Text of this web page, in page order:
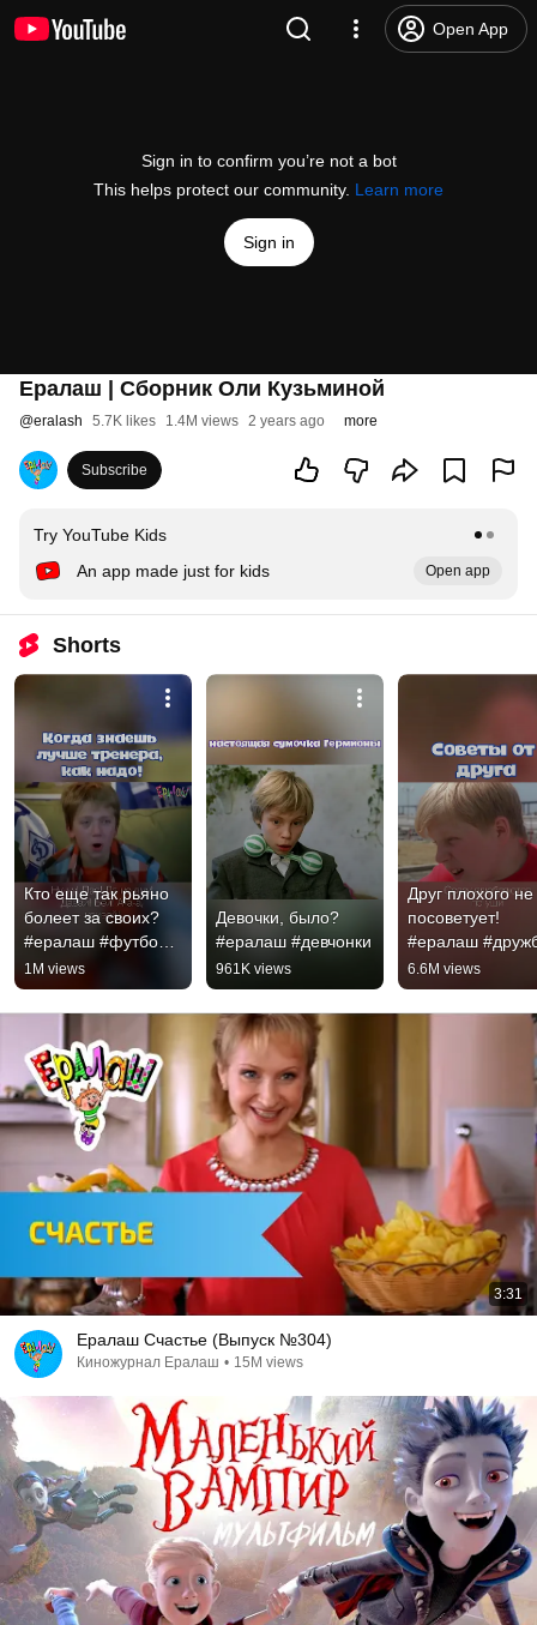
Open App
Sign in to confirm you’re not a bot
This helps protect our community. Learn more
Sign in
Ералаш | Сборник Оли Кузьминой
@eralash 5.7K likes 1.4M views 2 years ago more
Subscribe
Try YouTube Kids
An app made just for kids
Open app
Shorts
Кто еще так рьяно
болеет за своих?
#ералаш #футбол
#болельщик
1M views
Девочки, было?
#ералаш #девчонки
961K views
Друг плохого не
посоветует!
#ералаш
6.6M views
3:31
Ералаш Счастье (Выпуск №304)
Киножурнал Ералаш • 15M views